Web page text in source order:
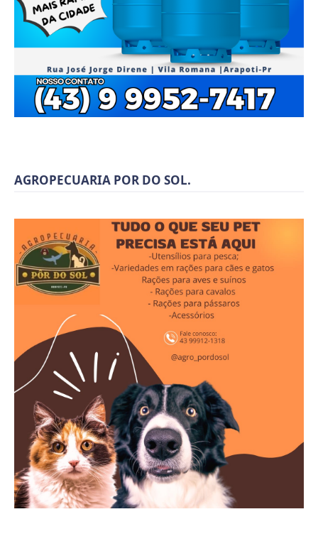
AGROPECUARIA POR DO SOL.